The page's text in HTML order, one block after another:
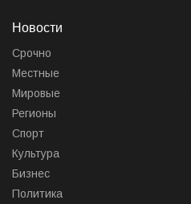
Новости
Срочно
Местные
Мировые
Регионы
Спорт
Культура
Бизнес
Политика